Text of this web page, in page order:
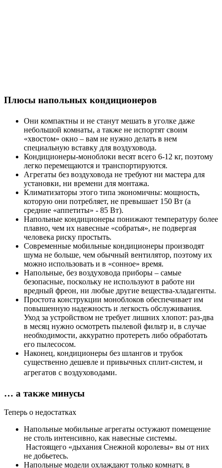
Плюсы напольных кондиционеров
Они компактны и не станут мешать в уголке даже
небольшой комнаты, а также не испортят своим
«хвостом» окно – вам не нужно делать в нем
специальную вставку для воздуховода.
Кондиционеры-моноблоки весят всего 6-12 кг, поэтому
легко перемещаются и транспортируются.
Агрегаты без воздуховода не требуют ни мастера для
установки, ни времени для монтажа.
Климатизаторы этого типа экономичны: мощность,
которую они потребляет, не превышает 150 Вт (а
средние «аппетиты» - 85 Вт).
Напольные кондиционеры понижают температуру более
плавно, чем их навесные «собратья», не подвергая
человека риску простыть.
Современные мобильные кондиционеры производят
шума не больше, чем обычный вентилятор, поэтому их
можно использовать и в «сонное» время.
Напольные, без воздуховода приборы – самые
безопасные, поскольку не используют в работе ни
вредный фреон, ни любые другие вещества-хладагенты.
Простота конструкции моноблоков обеспечивает им
повышенную надежность и легкость обслуживания.
Уход за устройством не требует лишних хлопот: раз-два
в месяц нужно осмотреть пылевой фильтр и, в случае
необходимости, аккуратно протереть либо обработать
его пылесосом.
Наконец, кондиционеры без шлангов и трубок
существенно дешевле и привычных сплит-систем, и
агрегатов с воздуховодами.
… а также минусы
Теперь о недостатках
Напольные мобильные агрегаты остужают помещение
не столь интенсивно, как навесные системы.
Настоящего «дыхания Снежной королевы» вы от них
не добьетесь.
Напольные модели охлаждают только комнату, в